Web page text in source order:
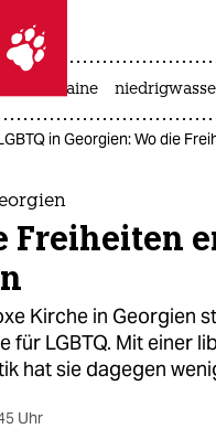
 taz zahl ich
taz zahl ich
der ukraine
in Georgien: Wo die
Freiheiten
Kirche in Georgien
für LGBTQ. Mit einer
hat sie dagegen
Uhr